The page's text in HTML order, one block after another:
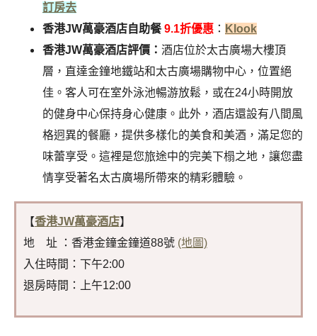
訂房去
香港JW萬豪酒店自助餐9.1折優惠 ： Klook
香港JW萬豪酒店評價： 酒店位於太古廣場大樓頂
層，直達金鐘地鐵站和太古廣場購物中心，位置絕
佳。客人可在室外泳池暢游放鬆，或在24小時開放
的健身中心保持身心健康。此外，酒店還設有八間風
格迥異的餐廳，提供多樣化的美食和美酒，滿足您的
味蕾享受。這裡是您旅途中的完美下榻之地，讓您盡
情享受著名太古廣場所帶來的精彩體驗。
【香港JW萬豪酒店】
地 址 ：香港金鐘金鐘道88號 (地圖)
入住時間：下午2:00
退房時間：上午12:00